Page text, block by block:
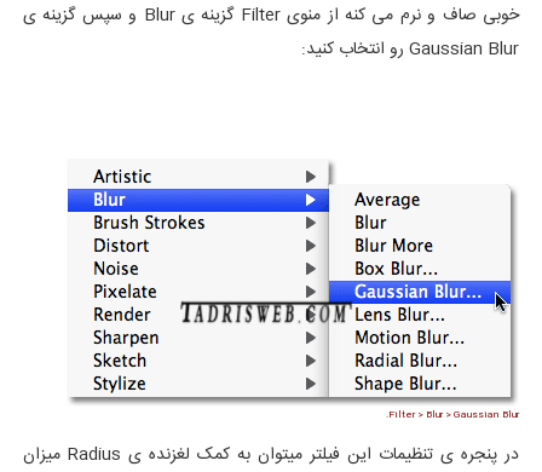
خوبی صاف و نرم می کنه از منوی Filter گزینه ی Blur و سپس گزینه ی
Gaussian Blur رو انتخاب کنید:
Filter > Blur > Gaussian Blur.
در پنجره ی تنظیمات این فیلتر میتوان به کمک لغزنده ی Radius میزان